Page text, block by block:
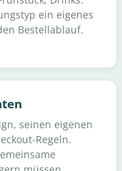
ein eigenes
Bestellablauf.
seinen eigenen
Regeln.